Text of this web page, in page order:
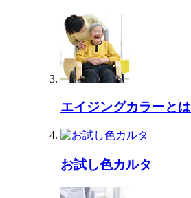
エイジングカラーとは
お試し色カルタ